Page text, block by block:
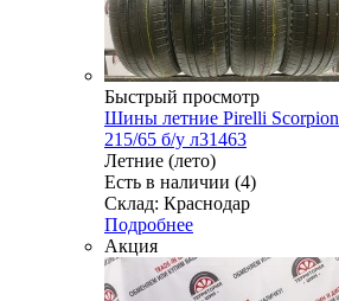
Быстрый просмотр
Шины летние Pirelli Scorpion
215/65 б/у л31463
Летние (лето)
Есть в наличии (4)
Склад: Краснодар
Подробнее
Акция